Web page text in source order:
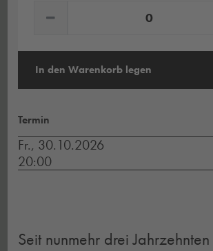
In den Warenkorb legen
Termin
Fr., 30.10.2026
20:00
Seit nunmehr drei